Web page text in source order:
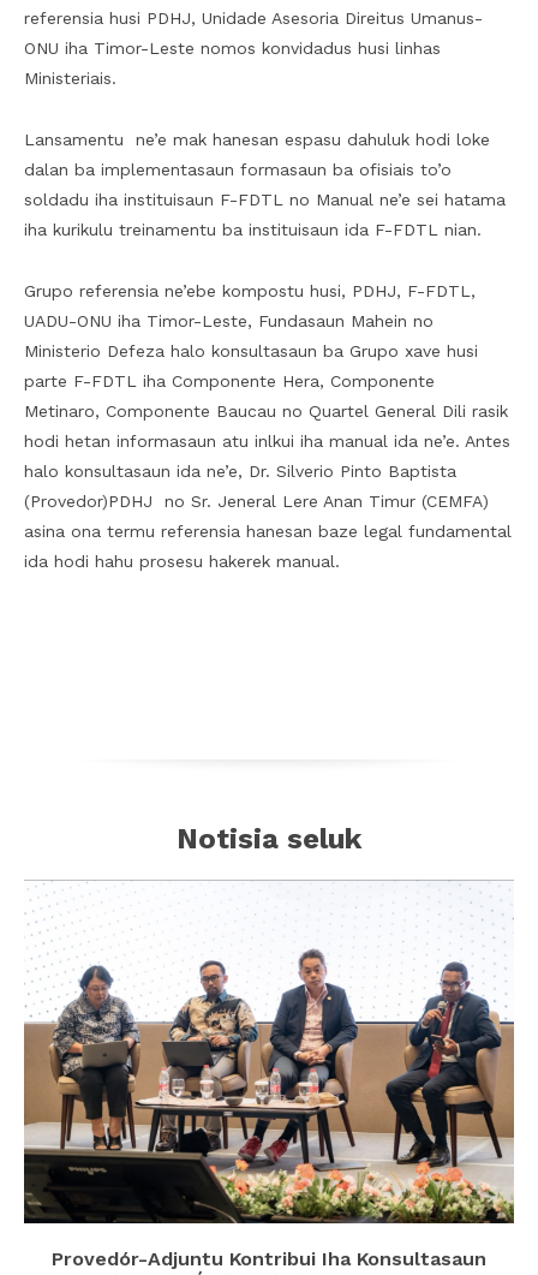
referensia husi PDHJ, Unidade Asesoria Direitus Umanus-
ONU iha Timor-Leste nomos konvidadus husi linhas
Ministeriais.
Lansamentu ne’e mak hanesan espasu dahuluk hodi loke
dalan ba implementasaun formasaun ba ofisiais to’o
soldadu iha instituisaun F-FDTL no Manual ne’e sei hatama
iha kurikulu treinamentu ba instituisaun ida F-FDTL nian.
Grupo referensia ne’ebe kompostu husi, PDHJ, F-FDTL,
UADU-ONU iha Timor-Leste, Fundasaun Mahein no
Ministerio Defeza halo konsultasaun ba Grupo xave husi
parte F-FDTL iha Componente Hera, Componente
Metinaro, Componente Baucau no Quartel General Dili rasik
hodi hetan informasaun atu inlkui iha manual ida ne’e. Antes
halo konsultasaun ida ne’e, Dr. Silverio Pinto Baptista
(Provedor)PDHJ no Sr. Jeneral Lere Anan Timur (CEMFA)
asina ona termu referensia hanesan baze legal fundamental
ida hodi hahu prosesu hakerek manual.
Notisia seluk
Provedór-Adjuntu Kontribui Iha Konsultasaun